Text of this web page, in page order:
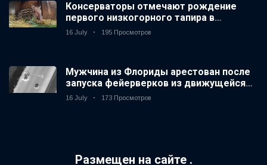
Консерваторы отмечают рождение
первого низкогорного тапира в
зоопарке Великобритании за 14 лет
16 July 195 Просмотров
Мужчина из Флориды арестован после
запуска фейерверков из движущейся
машины
16 July 173 Просмотров
Размещен на сайте .